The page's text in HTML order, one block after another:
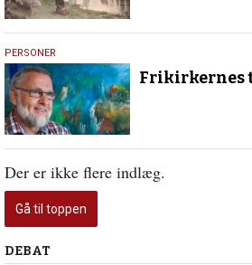
25.
maj
2016
PERSONER
Frikirkernes
Der er ikke flere indlæg.
Gå til toppen
Debat
DEBAT